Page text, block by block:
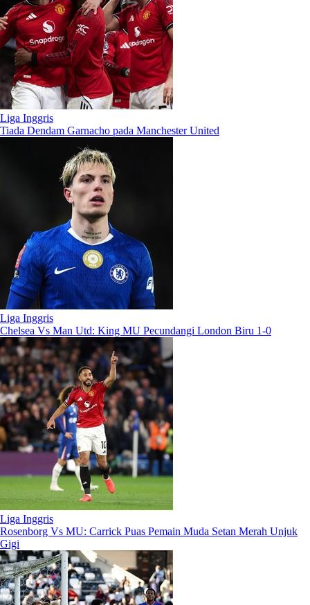
Liga Inggris
Tiada Dendam Garnacho pada Manchester United
Liga Inggris
Chelsea Vs Man Utd: King MU Pecundangi London Biru 1-0
Liga Inggris
Rosenborg Vs MU: Carrick Puas Pemain Muda Setan Merah Unjuk
Gigi